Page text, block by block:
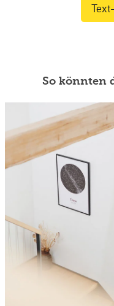
So könnten